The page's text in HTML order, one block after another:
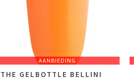
AANBIEDING
THE GELBOTTLE BELLINI